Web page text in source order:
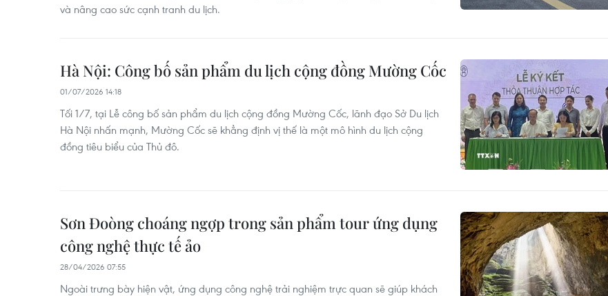
và nâng cao sức cạnh tranh du lịch.
Hà Nội: Công bố sản phẩm du lịch cộng đồng Mường Cốc
01/07/2026 14:18
Tối 1/7, tại Lễ công bố sản phẩm du lịch cộng đồng Mường Cốc, lãnh đạo Sở Du lịch
Hà Nội nhấn mạnh, Mường Cốc sẽ khẳng định vị thế là một mô hình du lịch cộng
đồng tiêu biểu của Thủ đô.
Sơn Đoòng choáng ngợp trong sản phẩm tour ứng dụng
công nghệ thực tế ảo
28/04/2026 07:55
Ngoài trưng bày hiện vật, ứng dụng công nghệ trải nghiệm trực quan sẽ giúp khách